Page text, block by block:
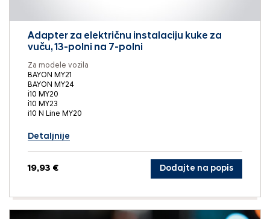
Adapter za električnu instalaciju kuke za
vuču, 13-polni na 7-polni
Za modele vozila
BAYON MY21
BAYON MY24
i10 MY20
i10 MY23
i10 N Line MY20
Detaljnije
19,93 € Dodajte na popis